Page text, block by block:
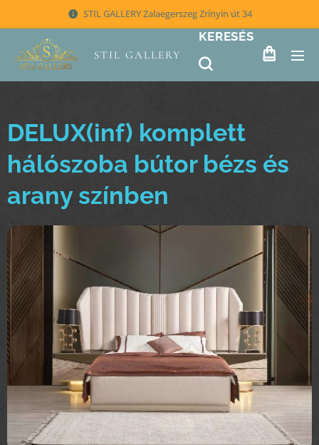
STIL GALLERY Zalaegerszeg Zrínyin út 34
STIL GALLERY
KERESÉS
DELUX(inf) komplett
hálószoba bútor bézs és
arany színben